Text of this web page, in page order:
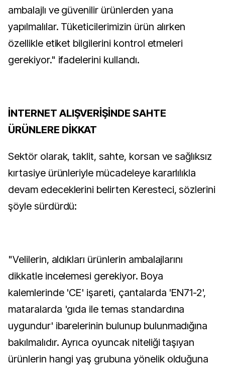
ambalajlı ve güvenilir ürünlerden yana
yapılmalılar. Tüketicilerimizin ürün alırken
özellikle etiket bilgilerini kontrol etmeleri
gerekiyor." ifadelerini kullandı.
İNTERNET ALIŞVERİŞİNDE SAHTE
ÜRÜNLERE DİKKAT
Sektör olarak, taklit, sahte, korsan ve sağlıksız
kırtasiye ürünleriyle mücadeleye kararlılıkla
devam edeceklerini belirten Keresteci, sözlerini
şöyle sürdürdü:
"Velilerin, aldıkları ürünlerin ambalajlarını
dikkatle incelemesi gerekiyor. Boya
kalemlerinde 'CE' işareti, çantalarda 'EN71-2',
mataralarda 'gıda ile temas standardına
uygundur' ibarelerinin bulunup bulunmadığına
bakılmalıdır. Ayrıca oyuncak niteliği taşıyan
ürünlerin hangi yaş grubuna yönelik olduğuna